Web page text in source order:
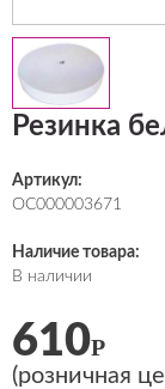
Резинка
Артикул:
ОС000003671
Наличие товара:
В наличии
610Р
(розничная